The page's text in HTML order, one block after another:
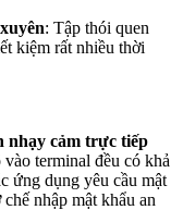
: Tập thói quen
kiệm rất nhiều thời
nhạy cảm trực tiếp
terminal đều có khả
ứng dụng yêu cầu mật
nhập mật khẩu an